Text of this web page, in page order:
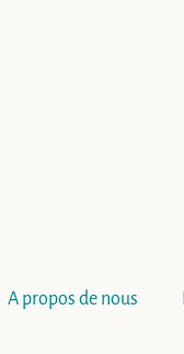
A propos de nous